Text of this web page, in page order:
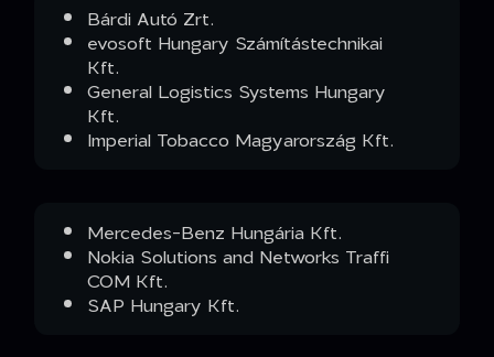
Bárdi Autó Zrt.
evosoft Hungary Számítástechnikai
Kft.
General Logistics Systems Hungary
Kft.
Imperial Tobacco Magyarország Kft.
Mercedes-Benz Hungária Kft.
Nokia Solutions and Networks Traffi
COM Kft.
SAP Hungary Kft.